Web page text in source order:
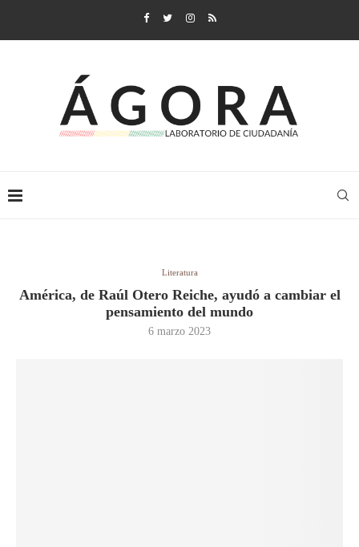
Literatura
América, de Raúl Otero Reiche, ayudó a cambiar el
pensamiento del mundo
6 marzo 2023